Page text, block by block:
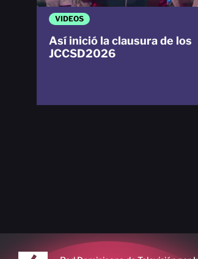
VIDEOS
Así inició la clausura de los
JCCSD2026